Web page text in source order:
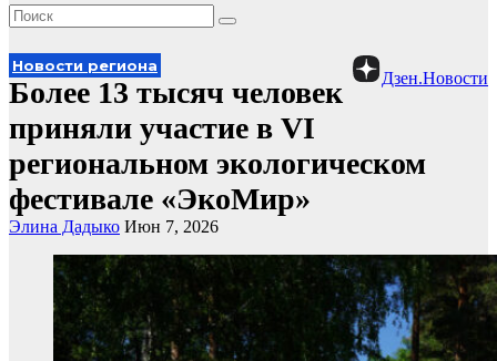
Дзен.Новости
Новости региона
Более 13 тысяч человек
приняли участие в VI
региональном экологическом
фестивале «ЭкоМир»
Элина Дадыко Июн 7, 2026